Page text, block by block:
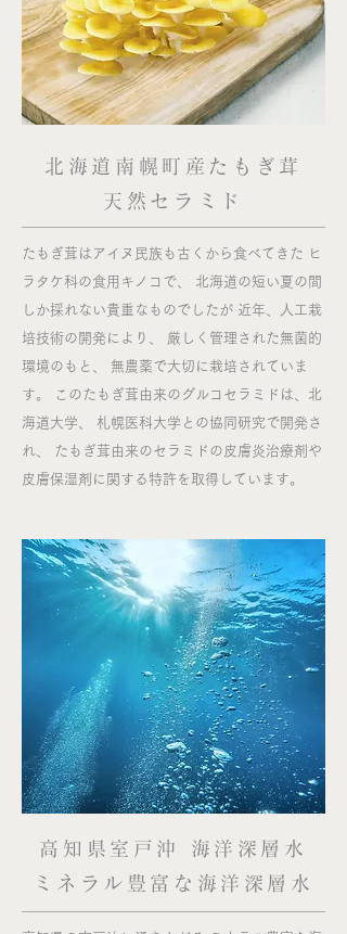
北海道南幌町産たもぎ茸
天然セラミド
たもぎ茸はアイヌ民族も古くから食べてきた ヒ
ラタケ科の食用キノコで、 北海道の短い夏の間
しか採れない貴重なものでしたが 近年、人工栽
培技術の開発により、 厳しく管理された無菌的
環境のもと、 無農薬で大切に栽培されていま
す。 このたもぎ茸由来のグルコセラミドは、北
海道大学、 札幌医科大学との協同研究で開発さ
れ、 たもぎ茸由来のセラミドの皮膚炎治療剤や
皮膚保湿剤に関する特許を取得しています。
高知県室戸沖 海洋深層水
ミネラル豊富な海洋深層水